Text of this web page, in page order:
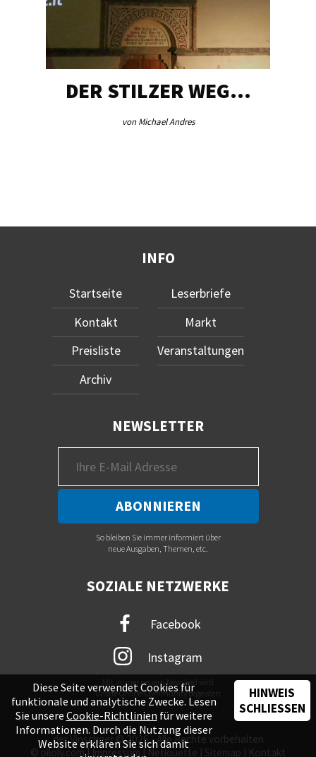
DER STILZER WEG…
von Michael Andres
INFO
Startseite
Kontakt
Preisliste
Archiv
Leserbriefe
Markt
Veranstaltungen
NEWSLETTER
So bleiben Sie immer informiert über
neue Ausgaben, Themen, etc.
SOZIALE NETZWERKE
Facebook
Instagram
Mit immer neuem Newsfeed wird
unsere Online-Community begeistert
der Vinschger © 2026 - Alle Rechte vorbehalten
© piloly.com Impressum Netiquette Sitemap Kontakt
Diese Seite verwendet Cookies für
funktionale und analytische Zwecke. Lesen
Sie unsere Cookie-Richtlinien für weitere
Informationen. Durch die Nutzung dieser
Website erklären Sie sich damit
HINWEIS
SCHLIESSEN